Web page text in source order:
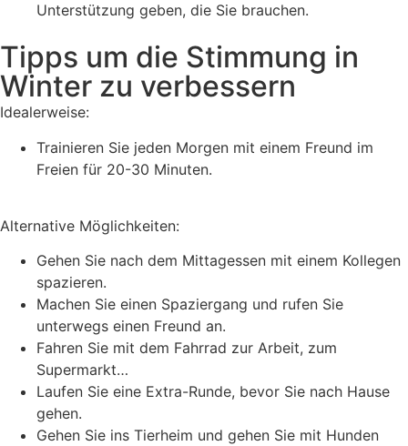
Unterstützung geben, die Sie brauchen.
Tipps um die Stimmung in
Winter zu verbessern
Idealerweise:
Trainieren Sie jeden Morgen mit einem Freund im
Freien für 20-30 Minuten.
Alternative Möglichkeiten:
Gehen Sie nach dem Mittagessen mit einem Kollegen
spazieren.
Machen Sie einen Spaziergang und rufen Sie
unterwegs einen Freund an.
Fahren Sie mit dem Fahrrad zur Arbeit, zum
Supermarkt…
Laufen Sie eine Extra-Runde, bevor Sie nach Hause
gehen.
Gehen Sie ins Tierheim und gehen Sie mit Hunden